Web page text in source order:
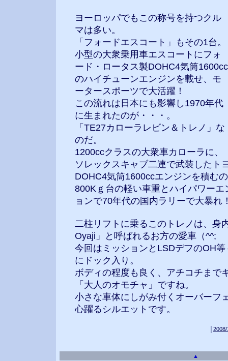
ヨーロッパでもこの称号を持つクル
マは多い。
「フォードエスコート」もその1台。
小型の大衆乗用車エスコートにフォ
ード・ロータス製DOHC4気筒1600cc
のハイチューンエンジンを載せ、モ
ータースポーツで大活躍！
この流れは日本にも影響し1970年代
に生まれたのが・・・。
「TE27カローラレビン＆トレノ」な
のだ。
1200ccクラスの大衆車カローラに、
ソレックスキャブ二連で武装したト
DOHC4気筒1600ccエンジンを積む
800Kｇ台の軽い車重とハイパワー
ョンで70年代の国内ラリーで大暴れ
二柱リフトに乗るこのトレノは、身
Oyaji」と呼ばれるお方の愛車（^^;
今回はミッションとLSDデフのOH
にドック入り。
ボディの程度も良く、アチコチまで
「大人のオモチャ」ですね。
小さな車体にしがみ付くオーバーフ
心躍るシルエットです。
▲